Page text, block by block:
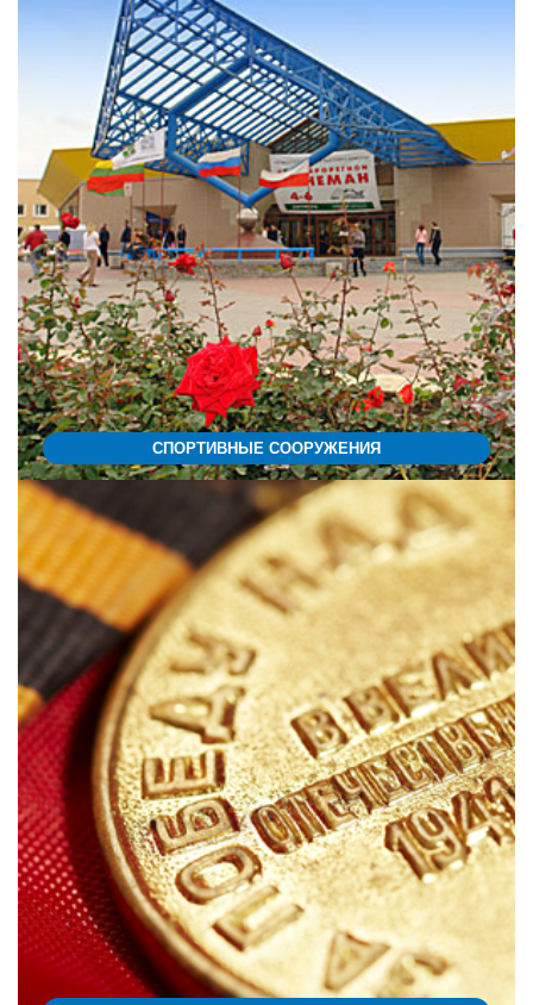
СПОРТИВНЫЕ СООРУЖЕНИЯ